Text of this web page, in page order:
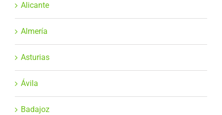
Alicante
Almería
Asturias
Ávila
Badajoz